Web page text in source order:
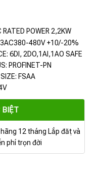
VNĐ.
POWER 2,2KW
3AC380-480V +10/-20%
6DI, 2DO,1AI,1AO SAFE
PROFINET-PN
FSAA
BIỆT
12 tháng Lắp đặt và
phí trọn đời